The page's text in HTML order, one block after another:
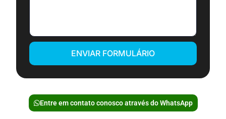
ENVIAR FORMULÁRIO
Entre em contato conosco através do WhatsApp